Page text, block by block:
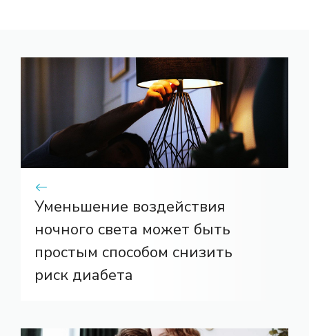
Уменьшение воздействия
ночного света может быть
простым способом снизить
риск диабета